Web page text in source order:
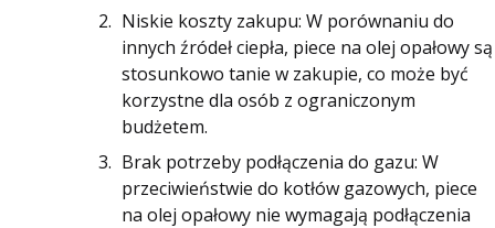
Niskie koszty zakupu: W porównaniu do
innych źródeł ciepła, piece na olej opałowy są
stosunkowo tanie w zakupie, co może być
korzystne dla osób z ograniczonym
budżetem.
Brak potrzeby podłączenia do gazu: W
przeciwieństwie do kotłów gazowych, piece
na olej opałowy nie wymagają podłączenia